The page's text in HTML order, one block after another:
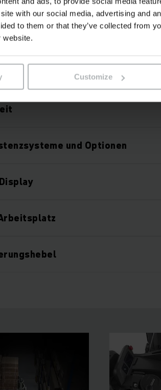
with our social media, advertising and
to them or that they’ve collected from
website.
Customize
Hubgerüst
und Optionen